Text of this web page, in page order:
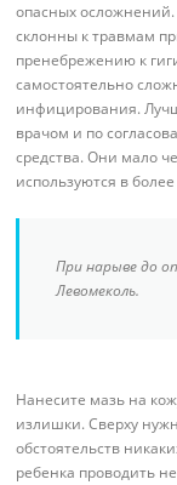
опасных осложнений.
склонны к травмам
пренебрежению к
самостоятельно
инфицирования.
врачом и по
средства. Они мало
используются в
При нарыве до
Левомеколь.
Нанесите мазь на
излишки. Сверху
обстоятельств
ребенка проводить